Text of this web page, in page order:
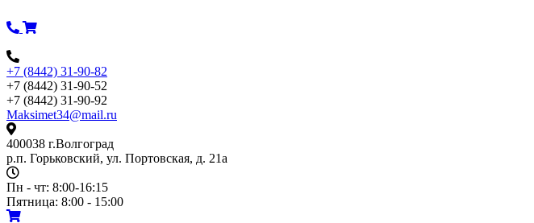
к
+7 (8442) 31-90-82
+7 (8442) 31-90-52
+7 (8442) 31-90-92
Maksimet34@mail.ru
400038 г.Волгоград
р.п. Горьковский, ул. Портовская, д. 21а
Пн - чт: 8:00-16:15
Пятница: 8:00 - 15:00